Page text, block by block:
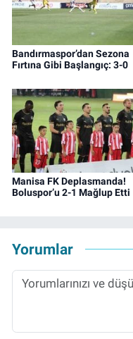
Bandırmaspor’dan Sezona
Fırtına Gibi Başlangıç: 3-0
Manisa FK Deplasmanda!
Boluspor’u 2-1 Mağlup Etti
Yorumlar